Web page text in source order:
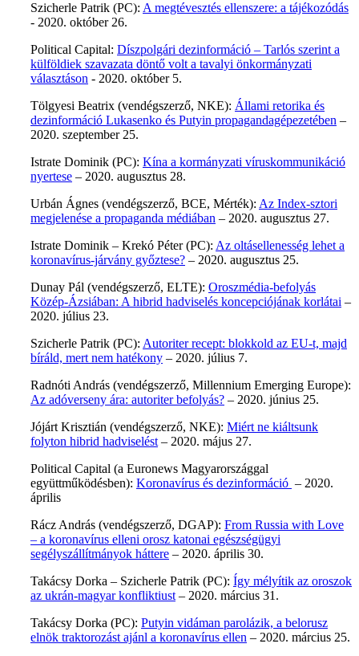
Szicherle Patrik (PC): A megtévesztés ellenszere: a tájékozódás
- 2020. október 26.
Political Capital: Díszpolgári dezinformáció – Tarlós szerint a
külföldiek szavazata döntő volt a tavalyi önkormányzati
választáson - 2020. október 5.
Tölgyesi Beatrix (vendégszerző, NKE): Állami retorika és
dezinformáció Lukasenko és Putyin propagandagépezetében –
2020. szeptember 25.
Istrate Dominik (PC): Kína a kormányzati víruskommunikáció
nyertese – 2020. augusztus 28.
Urbán Ágnes (vendégszerző, BCE, Mérték): Az Index-sztori
megjelenése a propaganda médiában – 2020. augusztus 27.
Istrate Dominik – Krekó Péter (PC): Az oltásellenesség lehet a
koronavírus-járvány győztese? – 2020. augusztus 25.
Dunay Pál (vendégszerző, ELTE): Oroszmédia-befolyás
Közép-Ázsiában: A hibrid hadviselés koncepciójának korlátai –
2020. július 23.
Szicherle Patrik (PC): Autoriter recept: blokkold az EU-t, majd
bíráld, mert nem hatékony – 2020. július 7.
Radnóti András (vendégszerző, Millennium Emerging Europe):
Az adóverseny ára: autoriter befolyás? – 2020. június 25.
Jójárt Krisztián (vendégszerző, NKE): Miért ne kiáltsunk
folyton hibrid hadviselést – 2020. május 27.
Political Capital (a Euronews Magyarországgal
együttműködésben): Koronavírus és dezinformáció – 2020.
április
Rácz András (vendégszerző, DGAP): From Russia with Love
– a koronavírus elleni orosz katonai egészségügyi
segélyszállítmányok háttere – 2020. április 30.
Takácsy Dorka – Szicherle Patrik (PC): Így mélyítik az oroszok
az ukrán-magyar konfliktiust – 2020. március 31.
Takácsy Dorka (PC): Putyin vidáman parolázik, a belorusz
elnök traktorozást ajánl a koronavírus ellen – 2020. március 25.